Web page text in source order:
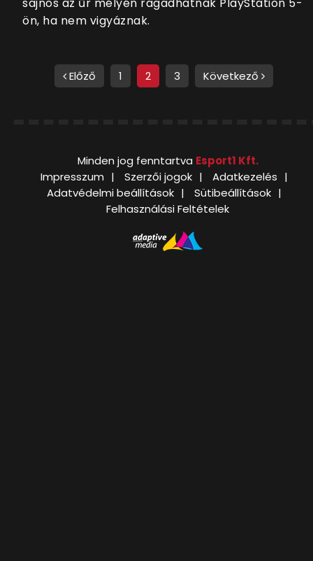
sajnos az űr mélyén ragadhatnak PlayStation 5-
ön, ha nem vigyáznak.
Előző 1 2 3 Következő
Minden jog fenntartva Esport1 Kft.
Impresszum
Szerzői jogok
Adatkezelés
Adatvédelmi beállítások
Sütibeállítások
Felhasználási Feltételek